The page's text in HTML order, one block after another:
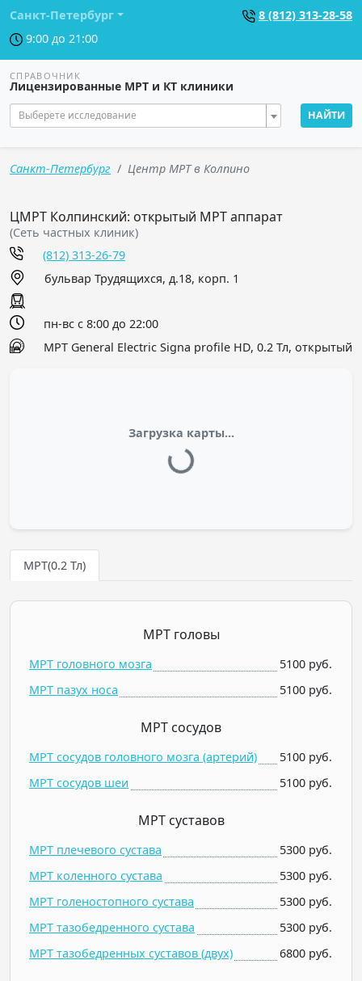
Санкт-Петербург
8 (812) 313-28-58
9:00 до 21:00
СПРАВОЧНИК
Лицензированные МРТ и КТ клиники
Выберете исследование НАЙТИ
Санкт-Петербург Центр МРТ в Колпино
ЦМРТ Колпинский: открытый МРТ аппарат
(Сеть частных клиник)
(812) 313-26-79
бульвар Трудящихся, д.18, корп. 1
пн-вс с 8:00 до 22:00
МРТ General Electric Signa profile HD, 0.2 Тл, открытый
Загрузка карты...
МРТ(0.2 Тл)
МРТ головы
МРТ головного мозга
5100 руб.
МРТ пазух носа
5100 руб.
МРТ сосудов
МРТ сосудов головного мозга (артерий)
5100 руб.
МРТ сосудов шеи
5100 руб.
МРТ суставов
МРТ плечевого сустава
5300 руб.
МРТ коленного сустава
5300 руб.
МРТ голеностопного сустава
5300 руб.
МРТ тазобедренного сустава
5300 руб.
МРТ тазобедренных суставов (двух)
6800 руб.